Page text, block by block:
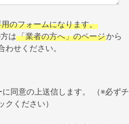
のフォームになります。
は「業者の方へ」のページから
わせください。
同意の上送信します。 （※必ずチ
クください）